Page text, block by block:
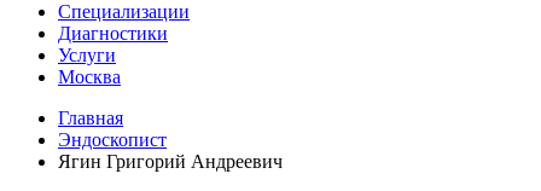
Специализации
Диагностики
Услуги
Москва
Главная
Эндоскопист
Ягин Григорий Андреевич